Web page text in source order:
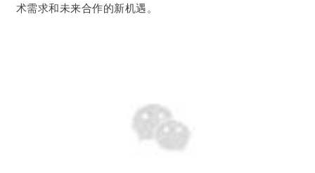
术需求和未来合作的新机遇。